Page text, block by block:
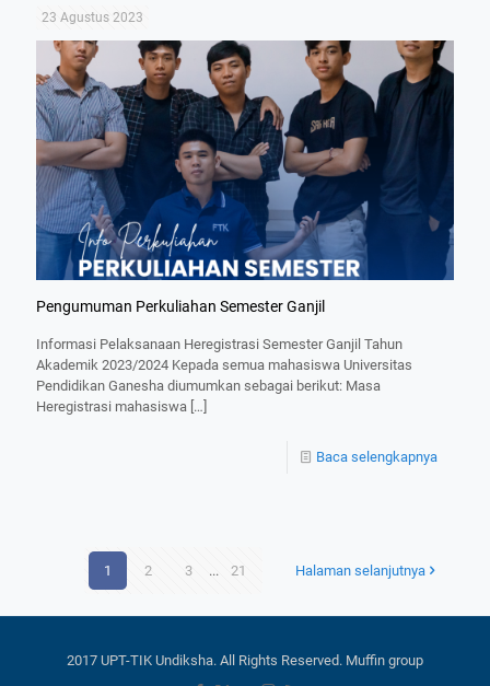
23 Agustus 2023
Pengumuman Perkuliahan Semester Ganjil
Informasi Pelaksanaan Heregistrasi Semester Ganjil Tahun
Akademik 2023/2024 Kepada semua mahasiswa Universitas
Pendidikan Ganesha diumumkan sebagai berikut: Masa
Heregistrasi mahasiswa […]
Baca selengkapnya
1 2 3 ... 21 Halaman selanjutnya
2017 UPT-TIK Undiksha. All Rights Reserved. Muffin group